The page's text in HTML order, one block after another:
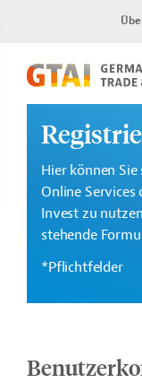
Hier können
Online Services
Invest zu
stehende
*Pflichtfelder